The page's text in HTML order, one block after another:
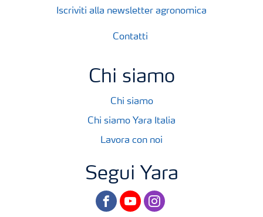
Iscriviti alla newsletter agronomica
Contatti
Chi siamo
Chi siamo
Chi siamo Yara Italia
Lavora con noi
Segui Yara
facebookyoutubeinstagram